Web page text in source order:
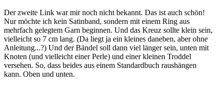
Der zweite Link war mir noch nicht bekannt. Das ist auch schön!
Nur möchte ich kein Satinband, sondern mit einem Ring aus
mehrfach gelegtem Garn beginnen. Und das Kreuz sollte klein sein,
vielleicht so 7 cm lang. (Da liegt ja ein kleines daneben, aber ohne
Anleitung...?) Und der Bändel soll dann viel länger sein, unten mit
Knoten (und vielleicht einer Perle) und einer kleinen Troddel
versehen. So, dass beides aus einem Standardbuch raushängen
kann. Oben und unten.